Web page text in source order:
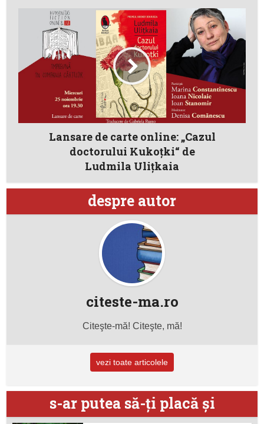
Lansare de carte online: „Cazul
doctorului Kukoțki“ de
Ludmila Ulițkaia
despre autor
citeste-ma.ro
Citeşte-mă! Citeşte, mă!
vezi toate articolele
s-ar putea să-ţi placă şi